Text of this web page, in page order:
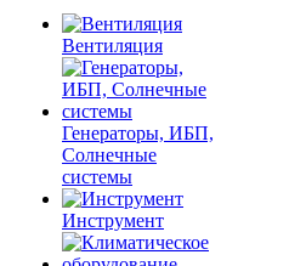
Вентиляция
Генераторы, ИБП,
Солнечные
системы
Инструмент